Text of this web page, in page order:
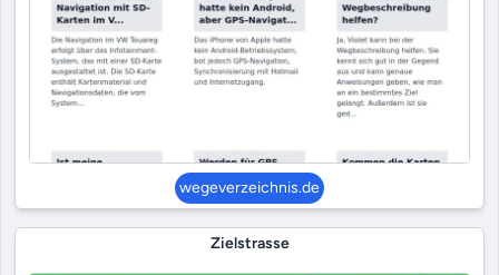
wegeverzeichnis.de
Zielstrasse